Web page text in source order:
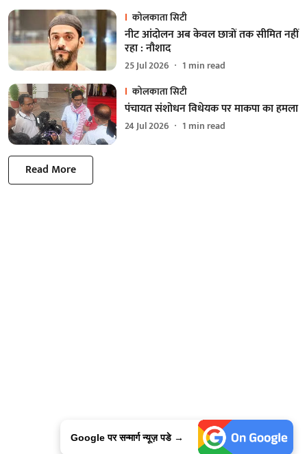
कोलकाता सिटी
नीट आंदोलन अब केवल छात्रों तक सीमित नहीं
रहा : नौशाद
25 Jul 2026 1 min read
कोलकाता सिटी
पंचायत संशोधन विधेयक पर माकपा का हमला
24 Jul 2026 1 min read
Read More
Google पर सन्मार्ग न्यूज़ पडे →